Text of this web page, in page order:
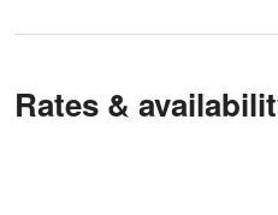
Rates &